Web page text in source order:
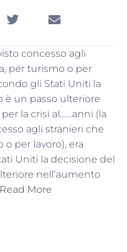
concesso agli
per turismo o per
gli Stati Uniti la
è un passo ulteriore
la crisi al……anni (la
agli stranieri che
per lavoro), era
Uniti la decisione del
nell’aumento
Read More